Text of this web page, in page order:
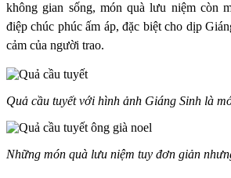
không gian sống, mónquà lưu niệmcòn
điệp chúc phúc ấm áp, đặc biệt cho dịp
cảm của người trao.
Quả cầu tuyết với hình ảnh Giáng Sinh là
Những món quà lưu niệm tuy đơn giản